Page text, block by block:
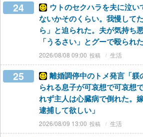
24
ウトのセクハラを夫に泣
ないかそのくらい。我慢して
ら」と迫られた。夫が気持ち
「うるさい」とグーで殴られた
2026/08/08 09:00 生活
25
離婚調停中のトメ発言「
られる息子が可哀想で可哀想
れず主人は心臓病で倒れた。
逮捕して欲しい」
2026/08/09 13:00 生活